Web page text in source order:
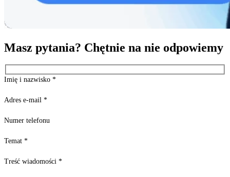
Masz pytania? Chętnie na nie odpowiemy
Imię i nazwisko *
Adres e-mail *
Numer telefonu
Temat *
Treść wiadomości *